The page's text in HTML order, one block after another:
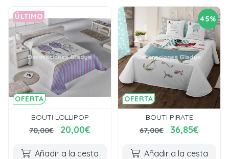
OFERTA
ÚLTIMO
BOUTI LOLLIPOP
70,00€
20,00€
Añadir a la cesta
45%
OFERTA
BOUTI PIRATE
67,00€
36,85€
Añadir a la cesta